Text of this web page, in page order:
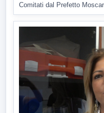
Comitati dal Prefetto